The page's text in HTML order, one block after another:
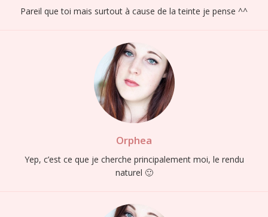
Pareil que toi mais surtout à cause de la teinte je pense ^^
Orphea
Yep, c’est ce que je cherche principalement moi, le rendu
naturel 🙂